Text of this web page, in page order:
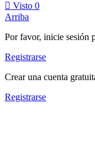
Visto 0
Arriba
Por favor, inicie sesión
Registrarse
Crear una cuenta
Registrarse